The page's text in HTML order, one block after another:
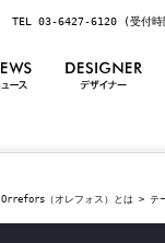
TEL 03-6427-6120 (受付
Orrefors（オレフォス）とは > テ